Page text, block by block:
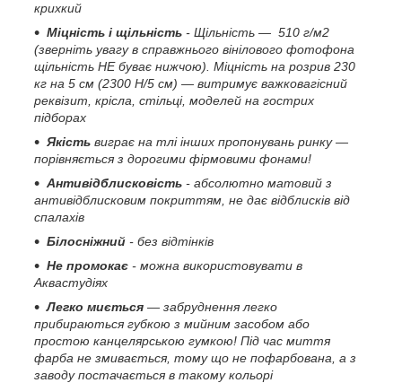
крихкий
Міцність і щільність - Щільність — 510 г/м2
(зверніть увагу в справжнього вінілового фотофона
щільність НЕ буває нижчою). Міцність на розрив 230
кг на 5 см (2300 H/5 см) — витримує важковагісний
реквізит, крісла, стільці, моделей на гострих
підборах
Якість виграє на тлі інших пропонувань ринку —
порівняється з дорогими фірмовими фонами!
Антивідблисковість - абсолютно матовий з
антивідблисковим покриттям, не дає відблисків від
спалахів
Білосніжний - без відтінків
Не промокає - можна використовувати в
Аквастудіях
Легко миється — забруднення легко
прибираються губкою з мийним засобом або
простою канцелярською гумкою! Під час миття
фарба не змивається, тому що не пофарбована, а з
заводу постачається в такому кольорі